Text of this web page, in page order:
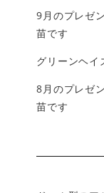
9月のプレゼ
苗です
グリーンヘイ
8月のプレゼ
苗です